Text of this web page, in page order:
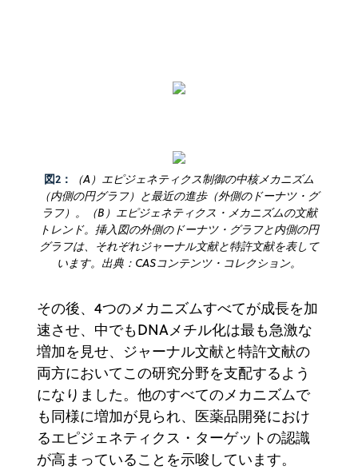
図2：
（A）エピジェネティクス制御の中核メカニズム
（内側の円グラフ）と最近の進歩（外側のドーナツ・グ
ラフ）。（B）エピジェネティクス・メカニズムの文献
トレンド。挿入図の外側のドーナツ・グラフと内側の円
グラフは、それぞれジャーナル文献と特許文献を表して
います。出典：CASコンテンツ・コレクション。
その後、4つのメカニズムすべてが成長を加
速させ、中でもDNAメチル化は最も急激な
増加を見せ、ジャーナル文献と特許文献の
両方においてこの研究分野を支配するよう
になりました。他のすべてのメカニズムで
も同様に増加が見られ、医薬品開発におけ
るエピジェネティクス・ターゲットの認識
が高まっていることを示唆しています。